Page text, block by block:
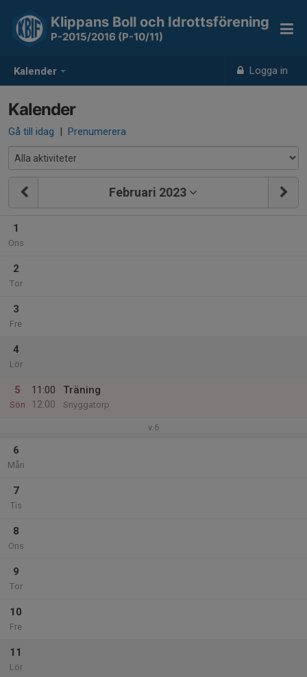
Kalender Logga in
Klippans Boll och Idrottsförening
P-2015/2016 (P-10/11)
Kalender
Gå till idag | Prenumerera
Februari 2023
1
Ons
2
Tor
3
Fre
4
Lör
5
Sön
11:00
12:00
Träning
Snyggatorp
v.6
6
Mån
7
Tis
8
Ons
9
Tor
10
Fre
11
Lör